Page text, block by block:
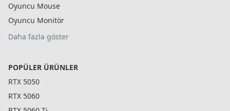
Oyuncu Mouse
Oyuncu Monitör
Daha fazla göster
POPÜLER ÜRÜNLER
RTX 5050
RTX 5060